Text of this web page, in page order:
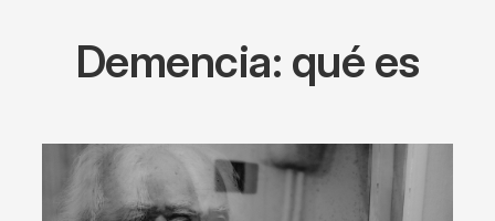
Demencia: qué es
Imagen